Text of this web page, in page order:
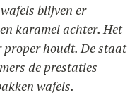
blijven er
karamel achter. Het
houdt. De staat
de prestaties
wafels.